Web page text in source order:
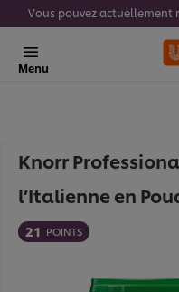
Menu
Knorr
l’Italienne en
21 POINTS